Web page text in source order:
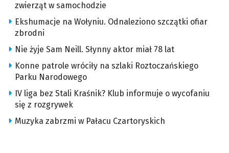
zwierząt w samochodzie
Ekshumacje na Wołyniu. Odnaleziono szczątki ofiar
zbrodni
Nie żyje Sam Neill. Słynny aktor miał 78 lat
Konne patrole wróciły na szlaki Roztoczańskiego
Parku Narodowego
IV liga bez Stali Kraśnik? Klub informuje o wycofaniu
się z rozgrywek
Muzyka zabrzmi w Pałacu Czartoryskich